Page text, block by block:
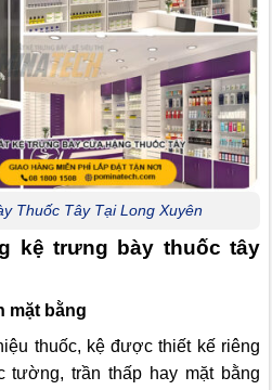
Thuốc Tây Tại Long Xuyên
kệ trưng bày thuốc tây
mặt bằng
thuốc, kệ được thiết kế riêng
trần thấp hay mặt bằng